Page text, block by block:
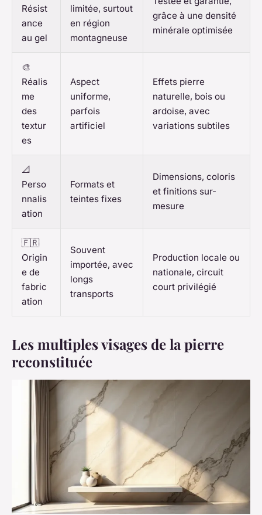
Résist
ance
au gel
limitée, surtout
en région
montagneuse
grâce à une densité
minérale optimisée
🎨
Réalis
me
des
textur
es
Aspect
uniforme,
parfois
artificiel
Effets pierre
naturelle, bois ou
ardoise, avec
variations subtiles
📐
Perso
nnalis
ation
Formats et
teintes fixes
Dimensions, coloris
et finitions sur-
mesure
🇫🇷
Origin
e de
fabric
ation
Souvent
importée, avec
longs
transports
Production locale ou
nationale, circuit
court privilégié
Les multiples visages de la pierre
reconstituée